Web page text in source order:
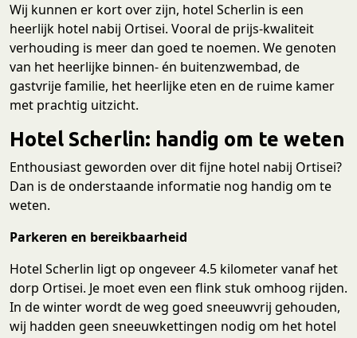
Wij kunnen er kort over zijn, hotel Scherlin is een
heerlijk hotel nabij Ortisei. Vooral de prijs-kwaliteit
verhouding is meer dan goed te noemen. We genoten
van het heerlijke binnen- én buitenzwembad, de
gastvrije familie, het heerlijke eten en de ruime kamer
met prachtig uitzicht.
Hotel Scherlin: handig om te weten
Enthousiast geworden over dit fijne hotel nabij Ortisei?
Dan is de onderstaande informatie nog handig om te
weten.
Parkeren en bereikbaarheid
Hotel Scherlin ligt op ongeveer 4.5 kilometer vanaf het
dorp Ortisei. Je moet even een flink stuk omhoog rijden.
In de winter wordt de weg goed sneeuwvrij gehouden,
wij hadden geen sneeuwkettingen nodig om het hotel